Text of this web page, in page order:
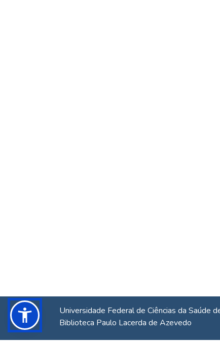
Universidade Federal de Ciências da Saúde
Biblioteca Paulo Lacerda de Azevedo